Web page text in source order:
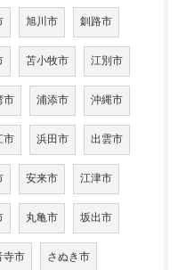
旭川市 釧路市
苫小牧市 江別市
市 浦添市 沖縄市
市 浜田市 出雲市
安来市 江津市
丸亀市 坂出市
寺市 さぬき市